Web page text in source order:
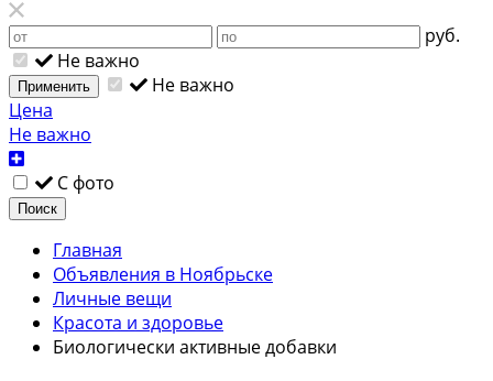
руб.
Не важно
Применить
Не важно
Цена
Не важно
С фото
Поиск
Главная
Объявления в Ноябрьске
Личные вещи
Красота и здоровье
Биологически активные добавки